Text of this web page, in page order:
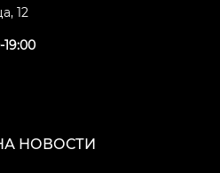
12
19:00
НОВОСТИ